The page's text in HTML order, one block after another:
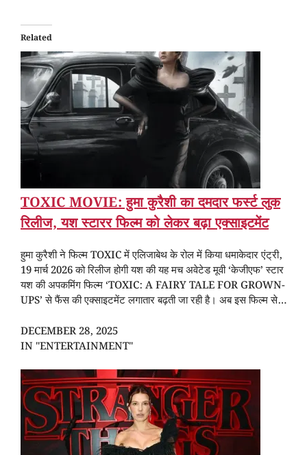
Related
TOXIC MOVIE: हुमा कुरैशी का दमदार फर्स्ट लुक
रिलीज, यश स्टारर फिल्म को लेकर बढ़ा एक्साइटमेंट
हुमा कुरैशी ने फिल्म TOXIC में एलिजाबेथ के रोल में किया धमाकेदार एंट्री,
19 मार्च 2026 को रिलीज होगी यश की यह मच अवेटेड मूवी ‘केजीएफ’ स्टार
यश की अपकमिंग फिल्म ‘TOXIC: A FAIRY TALE FOR GROWN-
UPS’ से फैंस की एक्साइटमेंट लगातार बढ़ती जा रही है। अब इस फिल्म से…
DECEMBER 28, 2025
IN "ENTERTAINMENT"